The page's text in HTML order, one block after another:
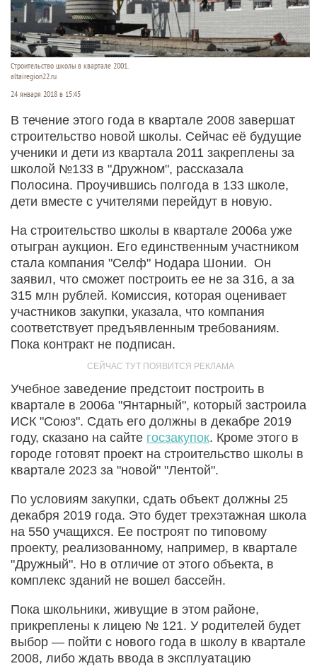
Строительство школы в квартале 2001.
altairegion22.ru
24 января 2018 в 15:45
В течение этого года в квартале 2008 завершат
строительство новой школы. Сейчас её будущие
ученики и дети из квартала 2011 закреплены за
школой №133 в "Дружном", рассказала
Полосина. Проучившись полгода в 133 школе,
дети вместе с учителями перейдут в новую.
На строительство школы в квартале 2006а уже
отыгран аукцион. Его единственным участником
стала компания "Селф" Нодара Шонии. Он
заявил, что сможет построить ее не за 316, а за
315 млн рублей. Комиссия, которая оценивает
участников закупки, указала, что компания
соответствует предъявленным требованиям.
Пока контракт не подписан.
Учебное заведение предстоит построить в
квартале в 2006а "Янтарный", который застроила
ИСК "Союз". Сдать его должны в декабре 2019
году, сказано на сайте госзакупок. Кроме этого в
городе готовят проект на строительство школы в
квартале 2023 за "новой" "Лентой".
По условиям закупки, сдать объект должны 25
декабря 2019 года. Это будет трехэтажная школа
на 550 учащихся. Ее построят по типовому
проекту, реализованному, например, в квартале
"Дружный". Но в отличие от этого объекта, в
комплекс зданий не вошел бассейн.
Пока школьники, живущие в этом районе,
прикреплены к лицею № 121. У родителей будет
выбор — пойти с нового года в школу в квартале
2008, либо ждать ввода в эксплуатацию